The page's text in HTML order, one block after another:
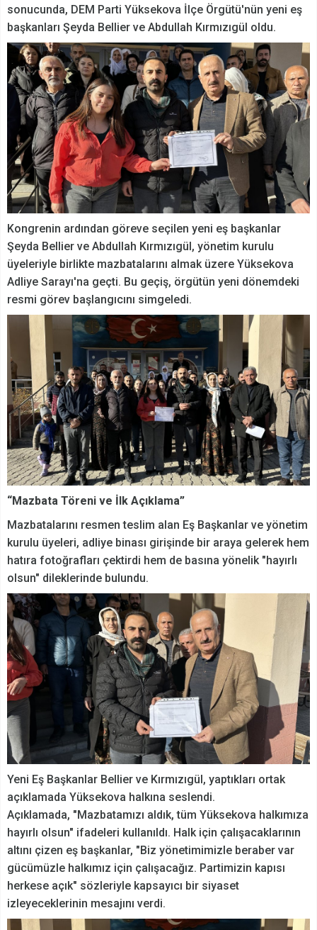
sonucunda, DEM Parti Yüksekova İlçe Örgütü'nün yeni eş
başkanları Şeyda Bellier ve Abdullah Kırmızıgül oldu.
Kongrenin ardından göreve seçilen yeni eş başkanlar
Şeyda Bellier ve Abdullah Kırmızıgül, yönetim kurulu
üyeleriyle birlikte mazbatalarını almak üzere Yüksekova
Adliye Sarayı'na geçti. Bu geçiş, örgütün yeni dönemdeki
resmi görev başlangıcını simgeledi.
“Mazbata Töreni ve İlk Açıklama”
Mazbatalarını resmen teslim alan Eş Başkanlar ve yönetim
kurulu üyeleri, adliye binası girişinde bir araya gelerek hem
hatıra fotoğrafları çektirdi hem de basına yönelik "hayırlı
olsun" dileklerinde bulundu.
Yeni Eş Başkanlar Bellier ve Kırmızıgül, yaptıkları ortak
açıklamada Yüksekova halkına seslendi.
Açıklamada, "Mazbatamızı aldık, tüm Yüksekova halkımıza
hayırlı olsun" ifadeleri kullanıldı. Halk için çalışacaklarının
altını çizen eş başkanlar, "Biz yönetimimizle beraber var
gücümüzle halkımız için çalışacağız. Partimizin kapısı
herkese açık" sözleriyle kapsayıcı bir siyaset
izleyeceklerinin mesajını verdi.